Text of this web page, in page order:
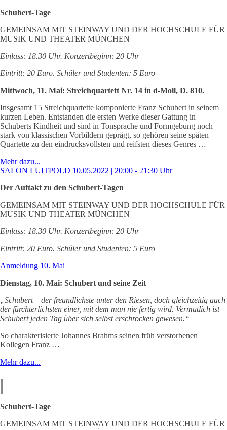
Schubert-Tage
GEMEINSAM MIT STEINWAY UND DER HOCHSCHULE FÜR
MUSIK UND THEATER MÜNCHEN
Einlass: 18.30 Uhr. Konzertbeginn: 20 Uhr
Eintritt: 20 Euro. Schüler und Studenten: 5 Euro
Mittwoch, 11. Mai: Streichquartett Nr. 14 in d-Moll, D. 810.
Insgesamt 15 Streichquartette komponierte Franz Schubert in seinem
kurzen Leben. Entstanden die ersten Werke dieser Gattung in
Schuberts Kindheit und sind in Tonsprache und Formgebung noch
stark von klassischen Vorbildern geprägt, so gehören seine späten
Quartette zu den eindrucksvollsten und reifsten dieses Genres …
Mehr dazu...
SALON LUITPOLD 10.05.2022 | 20:00 - 21:30 Uhr
Der Auftakt zu den Schubert-Tagen
GEMEINSAM MIT STEINWAY UND DER HOCHSCHULE FÜR
MUSIK UND THEATER MÜNCHEN
Einlass: 18.30 Uhr. Konzertbeginn: 20 Uhr
Eintritt: 20 Euro. Schüler und Studenten: 5 Euro
Anmeldung 10. Mai
Dienstag, 10. Mai: Schubert und seine Zeit
„Schubert – der freundlichste unter den Riesen, doch gleichzeitig auch
der fürchterlichsten einer, mit dem man nie fertig wird. Vermutlich ist
Schubert jeden Tag über sich selbst erschrocken gewesen.“
So charakterisierte Johannes Brahms seinen früh verstorbenen
Kollegen Franz …
Mehr dazu...
|
Schubert-Tage
GEMEINSAM MIT STEINWAY UND DER HOCHSCHULE FÜR